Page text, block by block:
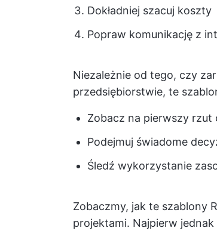
Dokładniej szacuj koszty
Popraw komunikację z
Niezależnie od tego, czy
przedsiębiorstwie, te
Zobacz na pierwszy
Podejmuj świadome
Śledź wykorzystanie
Zobaczmy, jak te szablony
projektami. Najpierw